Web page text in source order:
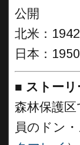
公開
北米：
日本：
■ ストーリ
森林保護
員のドン